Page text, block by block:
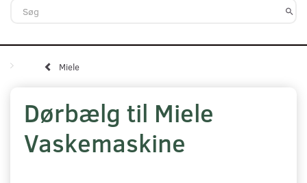
Miele
Dørbælg til Miele
Vaskemaskine